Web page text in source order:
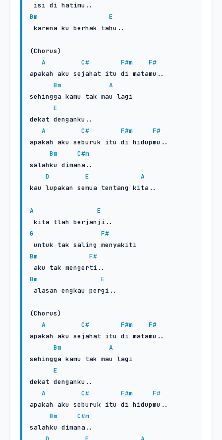
Bm
E
(Chorus)
A
C# F#m
F#
apakah aku sejahat itu di matamu..
Bm
A
sehingga kamu tak mau lagi
E
dekat denganku..
A
C# F#m
F#
apakah aku seburuk itu di hidupmu..
Bm
C#m
salahku dimana..
D
E
A
kau lupakan semua tentang kita..
A
E
G
F#
Bm
F#
Bm
E
(Chorus)
A
C# F#m
F#
apakah aku sejahat itu di matamu..
Bm
A
sehingga kamu tak mau lagi
E
dekat denganku..
A
C# F#m
F#
apakah aku seburuk itu di hidupmu..
Bm
C#m
salahku dimana..